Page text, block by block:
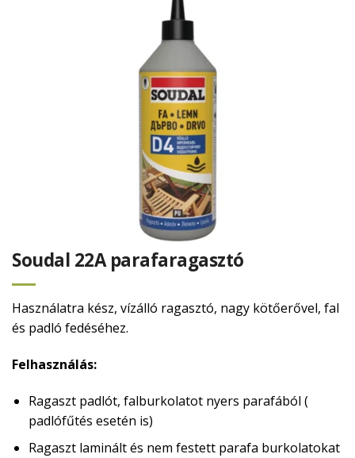
Soudal 22A parafaragasztó
Használatra kész, vízálló ragasztó, nagy kötőerővel, fal
és padló fedéséhez.
Felhasználás:
Ragaszt padlót, falburkolatot nyers parafából (
padlófűtés esetén is)
Ragaszt laminált és nem festett parafa burkolatokat